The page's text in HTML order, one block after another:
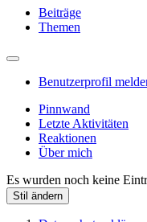
Beiträge
Themen
Benutzerprofil
Pinnwand
Letzte Aktivitäten
Reaktionen
Über mich
Es wurden noch keine
Stil ändern